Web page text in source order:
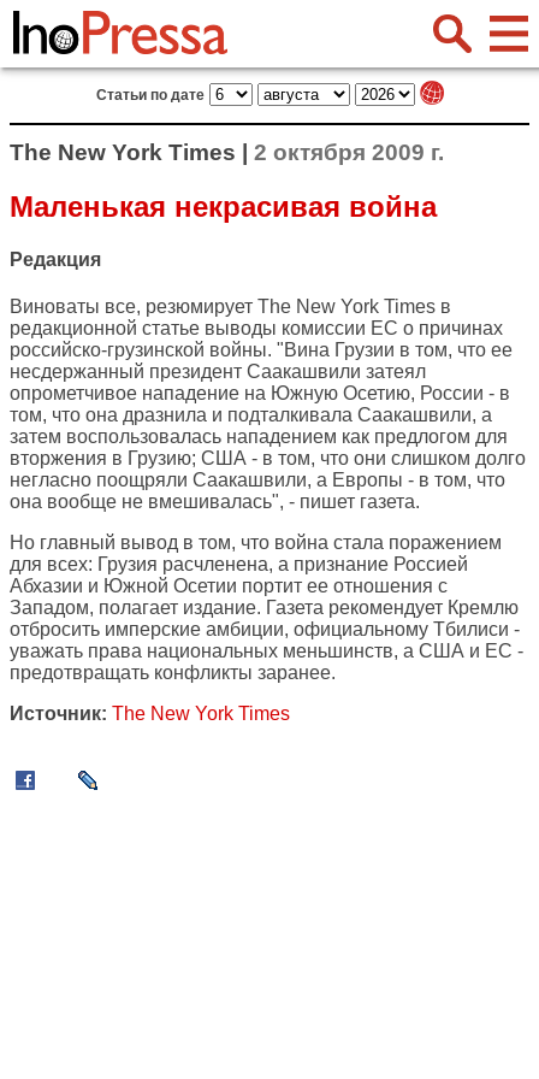
Статьи по дате
The New York Times | 2 октября 2009 г.
Маленькая некрасивая война
Редакция
Виноваты все, резюмирует The New York Times в
редакционной статье выводы комиссии ЕС о причинах
российско-грузинской войны. "Вина Грузии в том, что ее
несдержанный президент Саакашвили затеял
опрометчивое нападение на Южную Осетию, России - в
том, что она дразнила и подталкивала Саакашвили, а
затем воспользовалась нападением как предлогом для
вторжения в Грузию; США - в том, что они слишком долго
негласно поощряли Саакашвили, а Европы - в том, что
она вообще не вмешивалась", - пишет газета.
Но главный вывод в том, что война стала поражением
для всех: Грузия расчленена, а признание Россией
Абхазии и Южной Осетии портит ее отношения с
Западом, полагает издание. Газета рекомендует Кремлю
отбросить имперские амбиции, официальному Тбилиси -
уважать права национальных меньшинств, а США и ЕС -
предотвращать конфликты заранее.
Источник: The New York Times